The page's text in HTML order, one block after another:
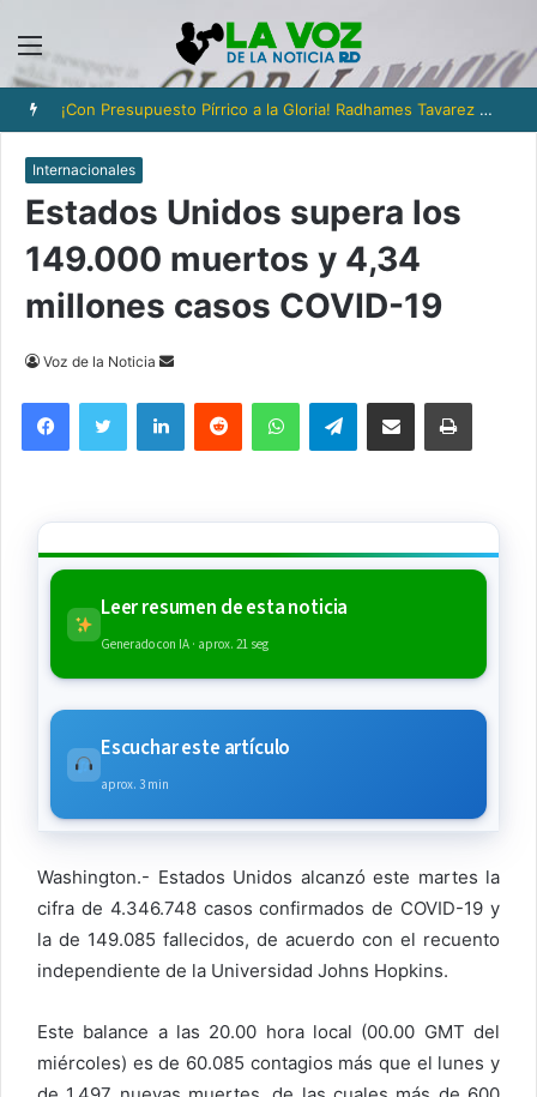
Menú
¡Con Presupuesto Pírrico a la Gloria! Radhames Tavarez y la Hazaña Dorada de la Natación Dominicana
Internacionales
Estados Unidos supera los
149.000 muertos y 4,34
millones casos COVID-19
Voz de la Noticia
Send
FacebookTwitter LinkedInReddit WhatsAppTelegramCompartir via Email Imprimi
Leer resumen de esta noticia
Generado con IA · aprox. 21 seg
Escuchar este artículo
aprox. 3 min
Washington.- Estados Unidos alcanzó este martes la
cifra de 4.346.748 casos confirmados de COVID-19 y
la de 149.085 fallecidos, de acuerdo con el recuento
independiente de la Universidad Johns Hopkins.
Este balance a las 20.00 hora local (00.00 GMT del
miércoles) es de 60.085 contagios más que el lunes y